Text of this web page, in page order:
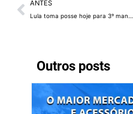
Outros posts
ANTES